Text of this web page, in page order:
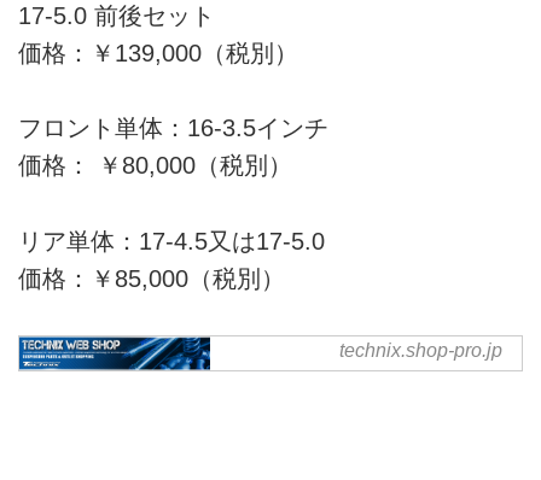
17-5.0 前後セット
価格：￥139,000（税別）
フロント単体：16-3.5インチ
価格： ￥80,000（税別）
リア単体：17-4.5又は17-5.0
価格：￥85,000（税別）
TGRレーシングホイール スー
technix.shop-pro.jp